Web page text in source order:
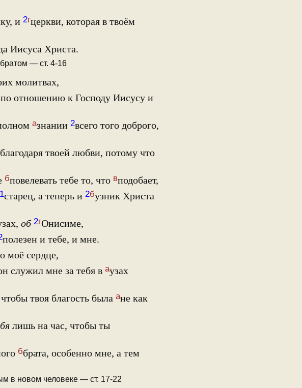
и 2гцеркви, которая в твоём
Иисуса Христа.
братом — ст. 4-16
молитвах,
отношению к Господу Иисусу и
азнании 2всего того доброго,
твоей любви, потому что
бповелевать тебе то, что вподобает,
1старец, а теперь и 2бузник Христа
об 2гОнисиме,
полезен и тебе, и мне.
моё сердце,
служил мне за тебя в аузах
твоя благость была ане как
лишь на час, чтобы ты
ббрата, особенно мне, а тем
в новом человеке — ст. 17-22